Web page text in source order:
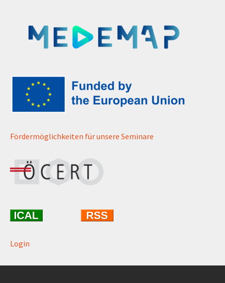
Fördermöglichkeiten für unsere Seminare
Login